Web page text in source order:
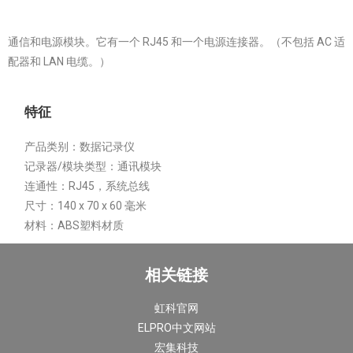
通信和电源模块。 它有一个 RJ45 和一个电源连接器。
（不包括 AC 适
配器和 LAN 电缆。）
特征
产品类别：数据记录仪
记录器/模块类型：通讯模块
连通性： RJ45，系统总线
尺寸： 140 x 70 x 60 毫米
材料：ABS塑料材质
相关链接
虹科官网
ELPRO中文网站
宏集科技